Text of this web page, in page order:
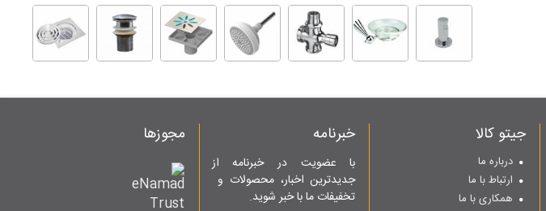
جیتو کالا
درباره ما
ارتباط با ما
همکاری با ما
خبرنامه
با عضویت در خبرنامه از
جدیدترین اخبار، محصولات و
تخفیفات ما با خبر شوید.
مجوزها